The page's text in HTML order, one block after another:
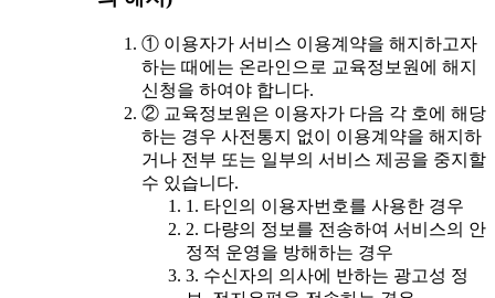
① 이용자가 서비스 이용계약을 해지하고자
하는 때에는 온라인으로 교육정보원에 해지
신청을 하여야 합니다.
② 교육정보원은 이용자가 다음 각 호에 해당
하는 경우 사전통지 없이 이용계약을 해지하
거나 전부 또는 일부의 서비스 제공을 중지할
수 있습니다.
1. 타인의 이용자번호를 사용한 경우
2. 다량의 정보를 전송하여 서비스의 안
정적 운영을 방해하는 경우
3. 수신자의 의사에 반하는 광고성 정